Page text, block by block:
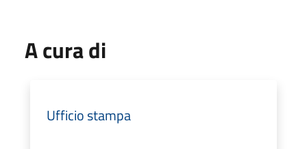
A cura di
Ufficio stampa